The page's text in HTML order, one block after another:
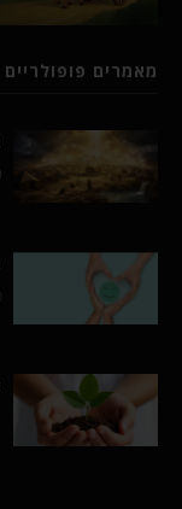
מאמרים פופולריים